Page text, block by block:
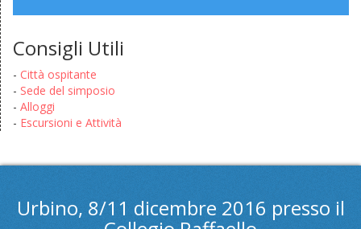
Consigli Utili
- Città ospitante
- Sede del simposio
- Alloggi
- Escursioni e Attività
Urbino, 8/11 dicembre 2016 presso il